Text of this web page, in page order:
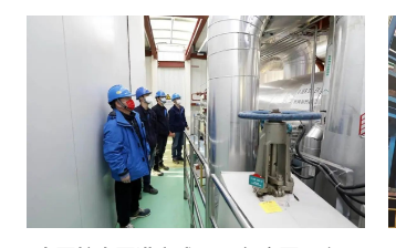
顶盖吊装视频辅助系统，该系统实现了研发、
制造全流程100%国产化。不仅提高了吊装效率
和准确性，也为反应堆压力容器关盖工作的安
全和稳定提供了有力保障。